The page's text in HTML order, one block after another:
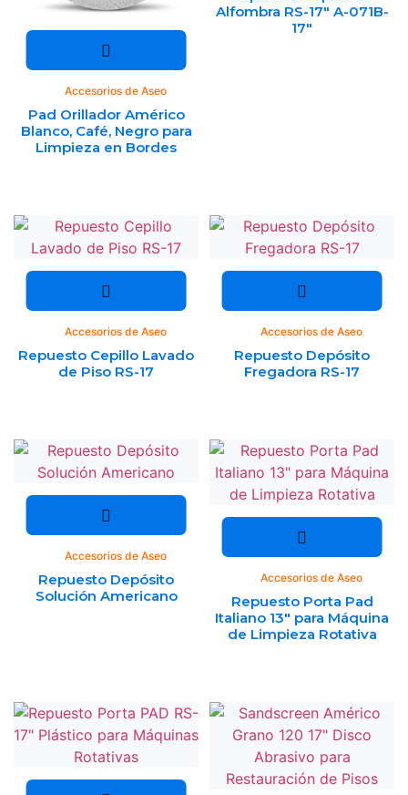
Accesorios de Aseo
Pad Orillador Américo
Blanco, Café, Negro para
Limpieza en Bordes
Alfombra RS-17″ A-071B-
17″
Accesorios de Aseo
Repuesto Cepillo Lavado
de Piso RS-17
Accesorios de Aseo
Repuesto Depósito
Fregadora RS-17
Accesorios de Aseo
Repuesto Depósito
Solución Americano
Accesorios de Aseo
Repuesto Porta Pad
Italiano 13″ para Máquina
de Limpieza Rotativa